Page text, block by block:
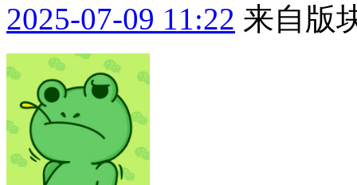
2025-07-09 11:22 来自版